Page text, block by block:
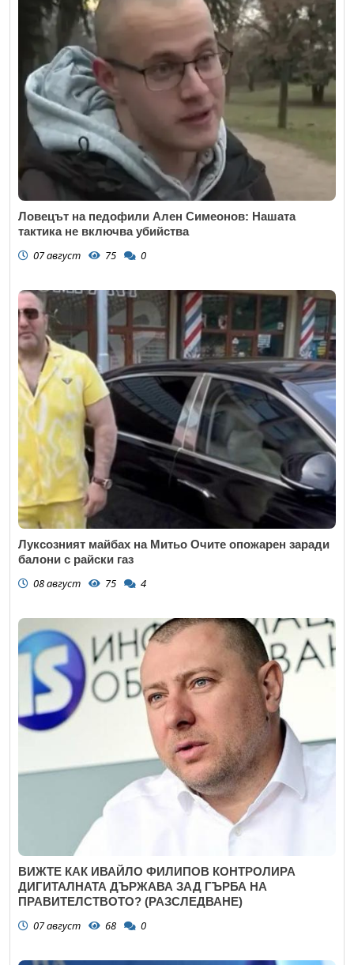
Ловецът на педофили Ален Симеонов: Нашата
тактика не включва убийства
07 август 75 0
Луксозният майбах на Митьо Очите опожарен заради
балони с райски газ
08 август 75 4
ВИЖТЕ КАК ИВАЙЛО ФИЛИПОВ КОНТРОЛИРА
ДИГИТАЛНАТА ДЪРЖАВА ЗАД ГЪРБА НА
ПРАВИТЕЛСТВОТО? (РАЗСЛЕДВАНЕ)
07 август 68 0